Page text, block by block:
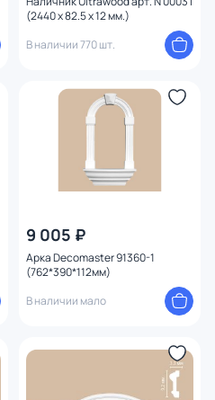
(2440 х 82.5 х 12 мм.)
В наличии 770 шт.
9 005 ₽
Арка Decomaster 91360-1
(762*390*112мм)
В наличии мало